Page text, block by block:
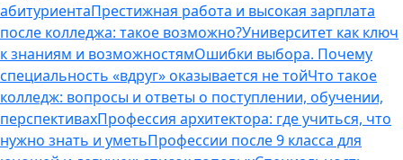
абитуриентаПрестижная работа и высокая зарплата
после колледжа: такое возможно?Университет как ключ
к знаниям и возможностямОшибки выбора. Почему
специальность «вдруг» оказывается не тойЧто такое
колледж: вопросы и ответы о поступлении, обучении,
перспективахПрофессия архитектора: где учиться, что
нужно знать и уметьПрофессии после 9 класса для